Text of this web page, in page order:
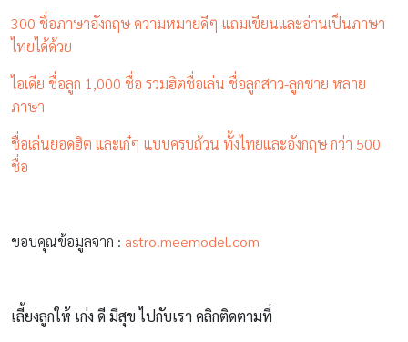
300 ชื่อภาษาอังกฤษ ความหมายดีๆ แถมเขียนและอ่านเป็นภาษา
ไทยได้ด้วย
ไอเดีย ชื่อลูก 1,000 ชื่อ รวมฮิตชื่อเล่น ชื่อลูกสาว-ลูกชาย หลาย
ภาษา
ชื่อเล่นยอดฮิต และเก๋ๆ แบบครบถ้วน ทั้งไทยและอังกฤษ กว่า 500
ชื่อ
ขอบคุณข้อมูลจาก : astro.meemodel.com
เลี้ยงลูกให้ เก่ง ดี มีสุข ไปกับเรา คลิกติดตามที่